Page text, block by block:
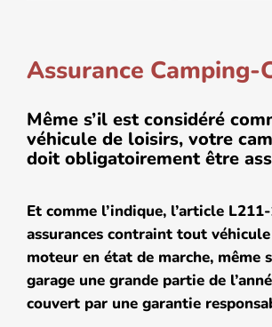
Assurance Camping-
Même s’il est considéré
véhicule de loisirs, votre
doit obligatoirement être
Et comme l’indique, l’article
assurances contraint tout
moteur en état de marche, même
garage une grande partie de
couvert par une garantie